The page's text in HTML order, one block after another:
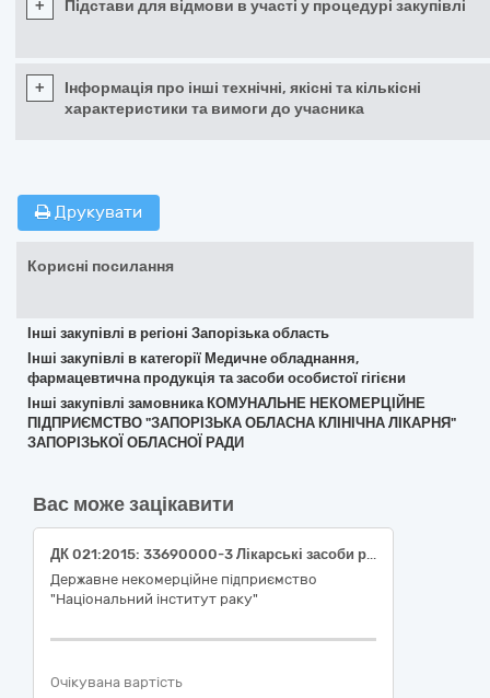
+ Підстави для відмови в участі у процедурі закупівлі
+
Інформація про інші технічні, якісні та кількісні
характеристики та вимоги до учасника
Друкувати
Корисні посилання
Інші закупівлі в регіоні Запорізька область
Інші закупівлі в категорії Медичне обладнання,
фармацевтична продукція та засоби особистої гігієни
Інші закупівлі замовника КОМУНАЛЬНЕ НЕКОМЕРЦІЙНЕ
ПІДПРИЄМСТВО "ЗАПОРІЗЬКА ОБЛАСНА КЛІНІЧНА ЛІКАРНЯ"
ЗАПОРІЗЬКОЇ ОБЛАСНОЇ РАДИ
Вас може зацікавити
ДК 021:2015: 33690000-3 Лікарські засоби різні (Реагенти та витратні матеріали сумісні з автоматичним імунохемілюмінесцентним аналізатором Maglumi 1000)
Державне некомерційне підприємство
"Національний інститут раку"
Очікувана вартість